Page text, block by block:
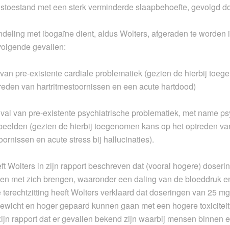
met een sterk verminderde slaapbehoefte, gevolgd
met ibogaïne dient, aldus Wolters, afgeraden te worden
gevallen:
pre-existente cardiale problematiek (gezien de hierbij
van hartritmestoornissen en een acute hartdood)
van pre-existente psychiatrische problematiek, met name
(gezien de hierbij toegenomen kans op het optreden
en acute stress bij hallucinaties).
Wolters in zijn rapport beschreven dat (vooral hogere)
met zich brengen, waaronder een daling van de bloeddruk
heeft Wolters verklaard dat doseringen van 25
en hoger gepaard kunnen gaan met een hogere
rapport dat er gevallen bekend zijn waarbij mensen binnen